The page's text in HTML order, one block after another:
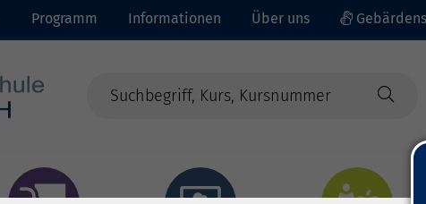
Programm Informationen Über uns